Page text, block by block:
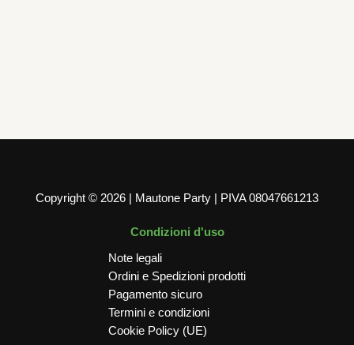
Copyright © 2026 | Mautone Party | PIVA 08047661213
Condizioni d'uso
Note legali
Ordini e Spedizioni prodotti
Pagamento sicuro
Termini e condizioni
Cookie Policy (UE)